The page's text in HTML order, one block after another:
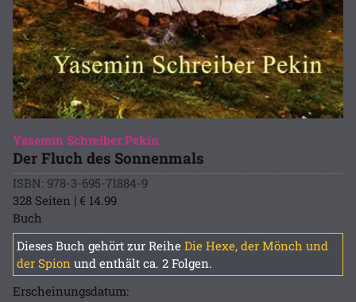
Yasemin Schreiber Pekin
Der Fluch des Sonnenmals
ISBN: 978-3-695-71884-9
328 Seiten | € 14.99
Buch
Dieses Buch gehört zur Reihe Die Hexe, der Mönch und
der Spion und enthält ca. 2 Folgen.
Erscheinungsdatum: